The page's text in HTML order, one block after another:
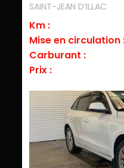
SAINT-JEAN D’ILLAC
Km :
Mise en circulation
Carburant :
Prix :